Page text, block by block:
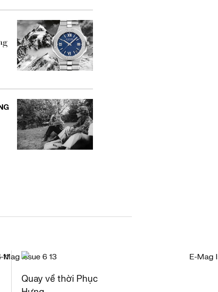
Quay về thời Phục